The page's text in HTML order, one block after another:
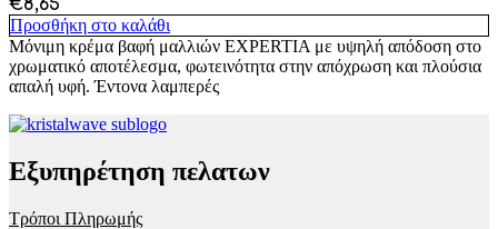
€8,65
Προσθήκη στο καλάθι
Μόνιμη κρέμα βαφή μαλλιών EXPERTIA με υψηλή απόδοση στο
χρωματικό αποτέλεσμα, φωτεινότητα στην απόχρωση και πλούσια
απαλή υφή. Έντονα λαμπερές
Εξυπηρέτηση πελατων
Τρόποι Πληρωμής